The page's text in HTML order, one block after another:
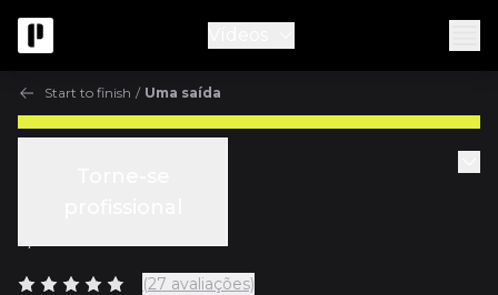
Start to finish / Uma saída
(27 avaliações)